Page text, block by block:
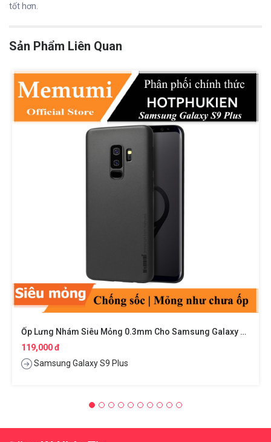
tốt hơn.
Sản Phẩm Liên Quan
Ốp Lưng Nhám Siêu Mỏng 0.3mm Cho Samsung Galaxy S9 Plus
119,000 đ
Samsung Galaxy S9 Plus